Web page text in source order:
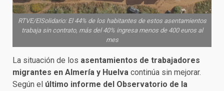
RTVE/ElSolidario: El 44% de los habitantes de estos asentamientos
trabaja sin contrato, más del 40% ingresa menos de 400 euros al
mes
La situación de los asentamientos de trabajadores
migrantes en Almería y Huelva continúa sin mejorar.
Según el último informe del Observatorio de la